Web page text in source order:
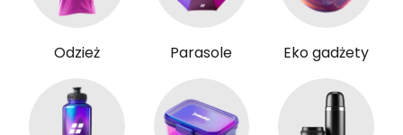
Odzież Parasole Eko gadżety